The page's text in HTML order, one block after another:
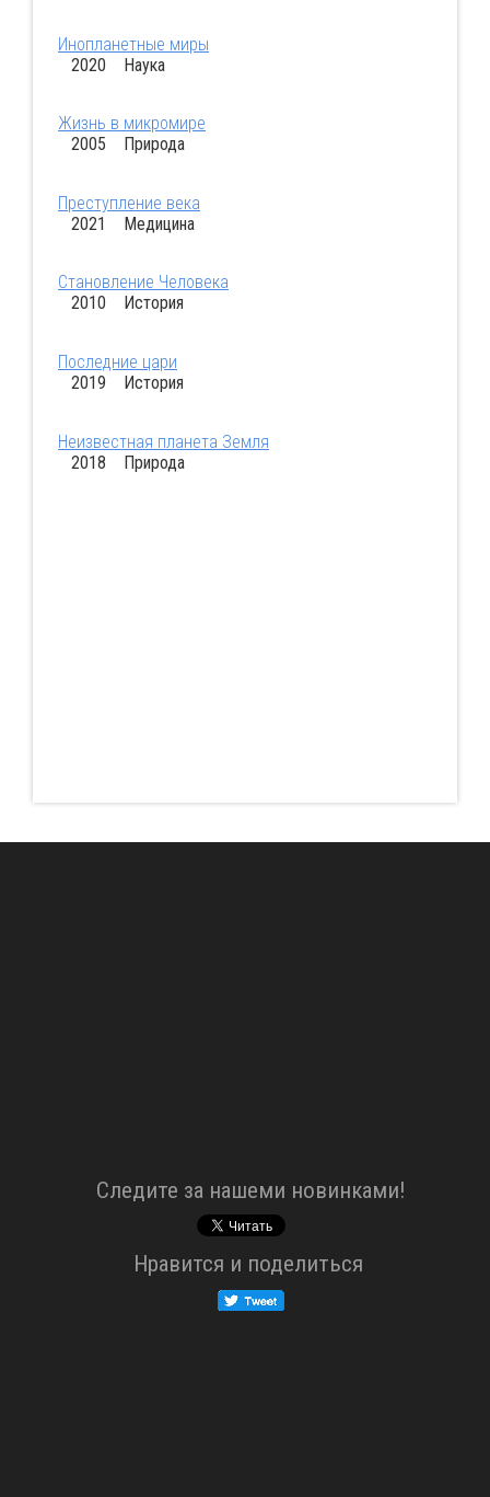
Инопланетные миры
2020 Наука
Жизнь в микромире
2005 Природа
Преступление века
2021 Медицина
Становление Человека
2010 История
Последние цари
2019 История
Неизвестная планета Земля
2018 Природа
Cледите за нашеми новинками!
Нравится и поделиться